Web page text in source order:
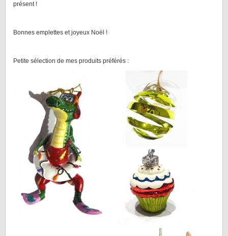
présent !
Bonnes emplettes et joyeux Noël !
Petite sélection de mes produits préférés :